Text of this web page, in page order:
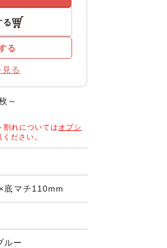
る
る
る
～
割れについては オプシ
ください。
底マチ110mm
ルー